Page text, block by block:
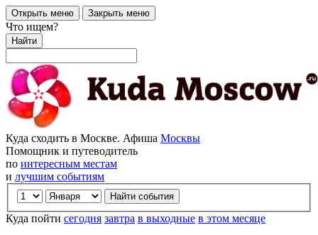
Открыть меню Закрыть меню
Что ищем?
Найти
Куда сходить в Москве. Афиша Москвы
Помощник и путеводитель
по интересным местам
и лучшим событиям
Куда пойти сегодня завтра в выходные в этом месяце